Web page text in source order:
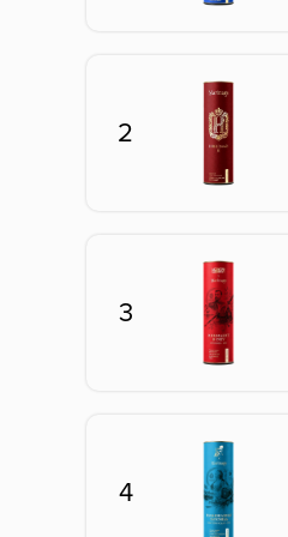
2
3
4